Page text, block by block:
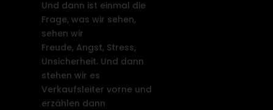
Und dann ist einmal die
Frage, was wir sehen,
sehen wir
Freude, Angst, Stress,
Unsicherheit. Und dann
stehen wir es
Verkaufsleiter vorne und
erzählen dann